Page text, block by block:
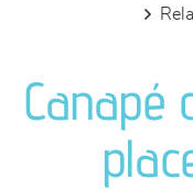
séjours
meubles de
Canapé